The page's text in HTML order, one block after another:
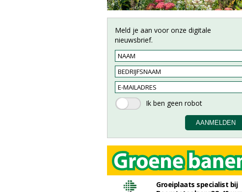
Meld je aan voor onze digitale
nieuwsbrief.
Groeiplaats specialist bij